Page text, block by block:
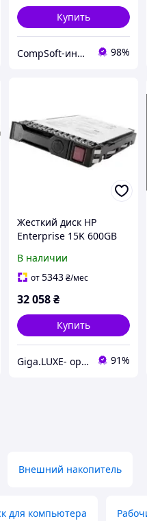
Купить
CompSoft-интернет магазин компьютерных комплектующих 98%
Жесткий диск HP
Enterprise 15K 600GB
B21
В наличии
от5343 ₴/мес
32 058 ₴
Купить
Giga.LUXE- оригинальная техника 91%
Внешний накопитель
для компьютера